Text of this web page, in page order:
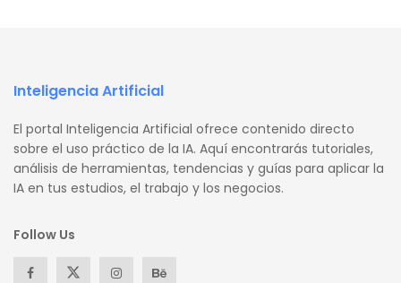
Inteligencia Artificial
El portal Inteligencia Artificial ofrece contenido directo
sobre el uso práctico de la IA. Aquí encontrarás tutoriales,
análisis de herramientas, tendencias y guías para aplicar la
IA en tus estudios, el trabajo y los negocios.
Follow Us